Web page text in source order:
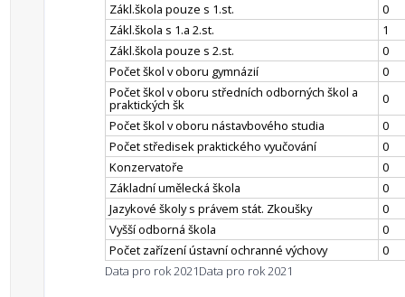
Zákl.škola pouze s 1.st.
0
Zákl.škola s 1.a 2.st.
1
Zákl.škola pouze s 2.st.
0
Počet škol v oboru gymnázií
0
Počet škol v oboru středních odborných škol a
praktických šk
0
Počet škol v oboru nástavbového studia
0
Počet středisek praktického vyučování
0
Konzervatoře
0
Základní umělecká škola
0
Jazykové školy s právem stát. Zkoušky
0
Vyšší odborná škola
0
Počet zařízení ústavní ochranné výchovy
0
Data pro rok 2021Data pro rok 2021